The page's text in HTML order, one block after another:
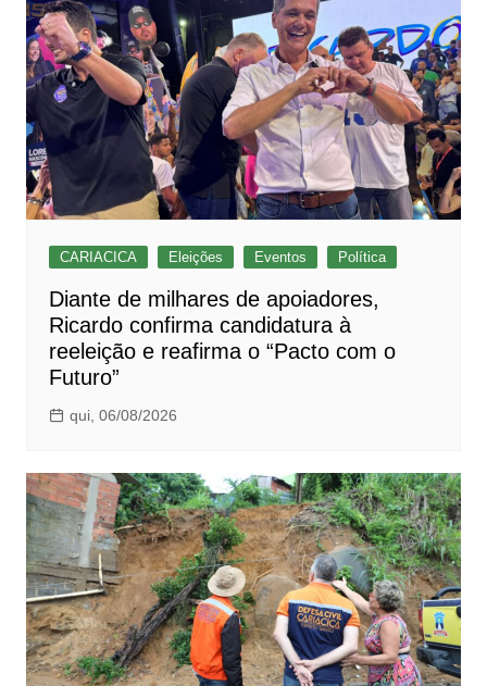
CARIACICA Eleições Eventos Política
Diante de milhares de apoiadores,
Ricardo confirma candidatura à
reeleição e reafirma o “Pacto com o
Futuro”
qui, 06/08/2026